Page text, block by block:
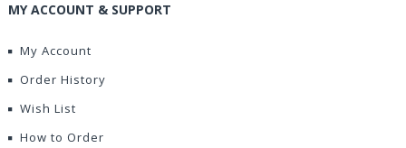
MY ACCOUNT & SUPPORT
My Account
Order History
Wish List
How to Order